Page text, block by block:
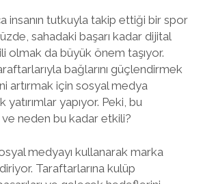
insanın tutkuyla takip ettiği bir spor
sahadaki başarı kadar dijital
olmak da büyük önem taşıyor.
bağlarını güçlendirmek
artırmak için sosyal medya
yapıyor. Peki, bu
neden bu kadar etkili?
medyayı kullanarak marka
Taraftarlarına kulüp